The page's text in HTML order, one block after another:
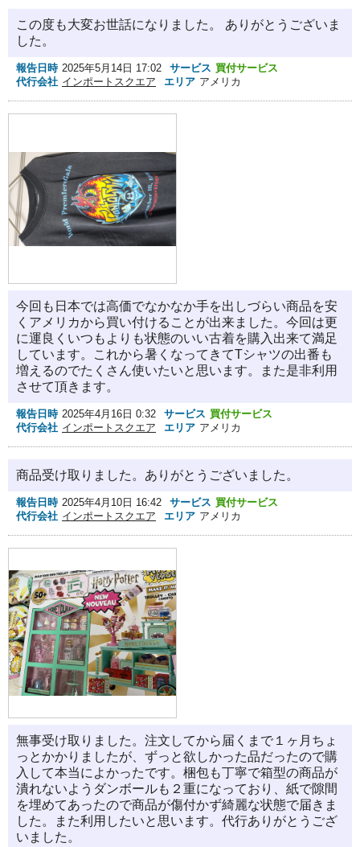
この度も大変お世話になりました。 ありがとうございま
した。
報告日時 2025年5月14日 17:02 サービス 買付サービス
代行会社 インポートスクエア エリア アメリカ
今回も日本では高価でなかなか手を出しづらい商品を安
くアメリカから買い付けることが出来ました。今回は更
に運良くいつもよりも状態のいい古着を購入出来て満足
しています。これから暑くなってきてTシャツの出番も
増えるのでたくさん使いたいと思います。また是非利用
させて頂きます。
報告日時 2025年4月16日 0:32 サービス 買付サービス
代行会社 インポートスクエア エリア アメリカ
商品受け取りました。ありがとうございました。
報告日時 2025年4月10日 16:42 サービス 買付サービス
代行会社 インポートスクエア エリア アメリカ
無事受け取りました。注文してから届くまで１ヶ月ちょ
っとかかりましたが、ずっと欲しかった品だったので購
入して本当によかったです。梱包も丁寧で箱型の商品が
潰れないようダンボールも２重になっており、紙で隙間
を埋めてあったので商品が傷付かず綺麗な状態で届きま
した。また利用したいと思います。代行ありがとうござ
いました。